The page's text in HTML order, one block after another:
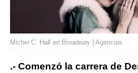
Michel C. Hall en Broadway | Agencias
.- Comenzó la carrera de